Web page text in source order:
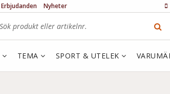
Erbjudanden
Nyheter
TEMA SPORT & UTELEK